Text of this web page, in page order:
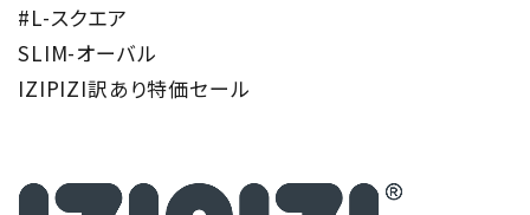
#L-スクエア
SLIM-オーバル
IZIPIZI訳あり特価セール